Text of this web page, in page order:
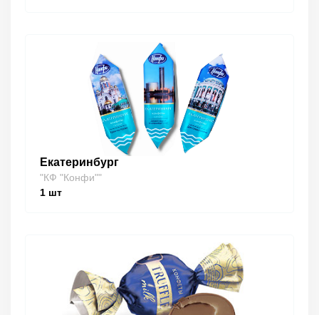
Екатеринбург
"КФ "Конфи""
1 шт